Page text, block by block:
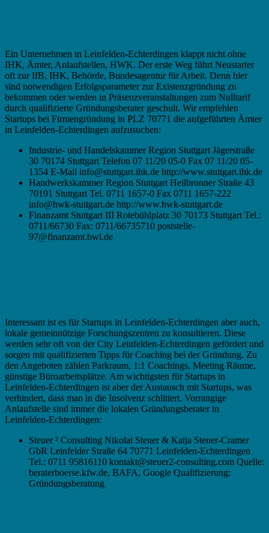
Ein Unternehmen in Leinfelden-Echterdingen klappt nicht ohne
IHK, Ämter, Anlaufstellen, HWK. Der erste Weg führt Neustarter
oft zur IfB, IHK, Behörde, Bundesagentur für Arbeit. Denn hier
sind notwendigen Erfolgsparameter zur Existenzgründung zu
bekommen oder werden in Präsenzveranstaltungen zum Nulltarif
durch qualifizierte Gründungsberater geschult. Wir empfehlen
Startups bei Firmengründung in PLZ 70771 die aufgeführten Ämter
in Leinfelden-Echterdingen aufzusuchen:
Industrie- und Handelskammer Region Stuttgart Jägerstraße
30 70174 Stuttgart Telefon 07 11/20 05-0 Fax 07 11/20 05-
1354 E-Mail info@stuttgart.ihk.de http://www.stuttgart.ihk.de
Handwerkskammer Region Stuttgart Heilbronner Straße 43
70191 Stuttgart Tel. 0711 1657-0 Fax 0711 1657-222
info@hwk-stuttgart.de http://www.hwk-stuttgart.de
Finanzamt Stuttgart III Rotebühlplatz 30 70173 Stuttgart Tel.:
0711/66730 Fax: 0711/66735710 poststelle-
97@finanzamt.bwl.de
Interessant ist es für Startups in Leinfelden-Echterdingen aber auch,
lokale gemeinnützige Forschungszentren zu konsultieren. Diese
werden sehr oft von der City Leinfelden-Echterdingen gefördert und
sorgen mit qualifizierten Tipps für Coaching bei der Gründung. Zu
den Angeboten zählen Parkraum, 1:1 Coachings, Meeting Räume,
günstige Büroarbeitsplätze. Am wichtigsten für Startups in
Leinfelden-Echterdingen ist aber der Austausch mit Startups, was
verhindert, dass man in die Insolvenz schlittert. Vorrangige
Anlaufstelle sind immer die lokalen Gründungsberater in
Leinfelden-Echterdingen:
Steuer ² Consulting Nikolai Steuer & Katja Steuer-Cramer
GbR Leinfelder Straße 64 70771 Leinfelden-Echterdingen
Tel.: 0711 95816110 kontakt@steuer2-consulting.com Quelle:
beraterboerse.kfw.de, BAFA, Google Qualifizierung:
Gründungsberatung